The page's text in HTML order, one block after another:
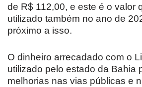
de R$ 112,00, e este é o valor
utilizado também no ano de
próximo a isso.
O dinheiro arrecadado com o
utilizado pelo estado da Bahia
melhorias nas vias públicas e